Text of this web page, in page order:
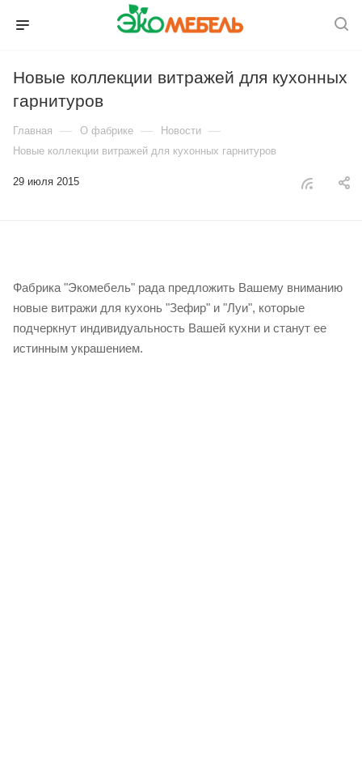
Новые коллекции витражей для кухонных
гарнитуров
Главная — О фабрике — Новости —
Новые коллекции витражей для кухонных гарнитуров
29 июля 2015
Фабрика "Экомебель" рада предложить Вашему вниманию
новые витражи для кухонь "Зефир" и "Луи", которые
подчеркнут индивидуальность Вашей кухни и станут ее
истинным украшением.